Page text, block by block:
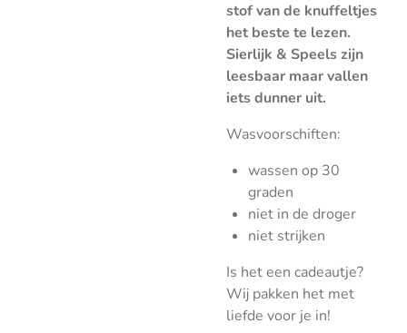
stof van de knuffeltjes
het beste te lezen.
Sierlijk & Speels zijn
leesbaar maar vallen
iets dunner uit.
Wasvoorschiften:
wassen op 30
graden
niet in de droger
niet strijken
Is het een cadeautje?
Wij pakken het met
liefde voor je in!